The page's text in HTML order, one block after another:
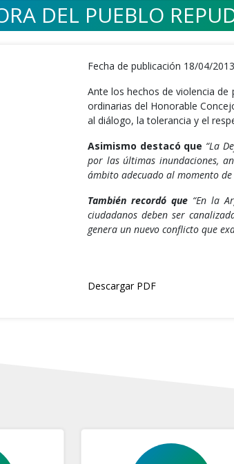
DEL PUEBLO
Fecha de publicación 18/04/2013
Ante los hechos de violencia
ordinarias del Honorable
al diálogo, la tolerancia y el
Asimismo destacó que “La
por las últimas inundaciones,
ámbito adecuado al momento
También recordó que“En la
ciudadanos deben ser
genera un nuevo conflicto que
Descargar PDF